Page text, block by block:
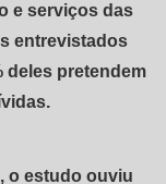
e serviços das
entrevistados
deles pretendem
o estudo ouviu